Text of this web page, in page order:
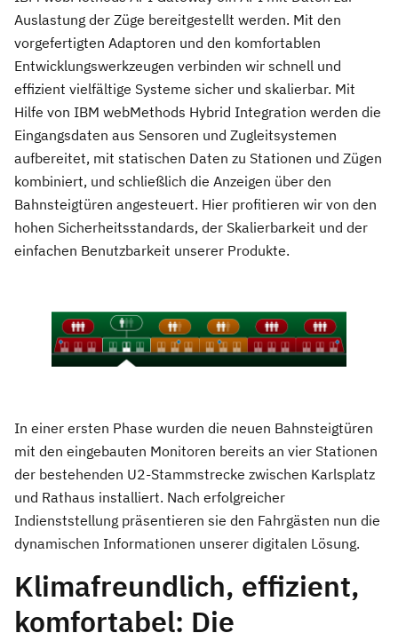
Auslastung der Züge bereitgestellt werden. Mit den
vorgefertigten Adaptoren und den komfortablen
Entwicklungswerkzeugen verbinden wir schnell und
effizient vielfältige Systeme sicher und skalierbar. Mit
Hilfe von IBM webMethods Hybrid Integration werden die
Eingangsdaten aus Sensoren und Zugleitsystemen
aufbereitet, mit statischen Daten zu Stationen und Zügen
kombiniert, und schließlich die Anzeigen über den
Bahnsteigtüren angesteuert. Hier profitieren wir von den
hohen Sicherheitsstandards, der Skalierbarkeit und der
einfachen Benutzbarkeit unserer Produkte.
In einer ersten Phase wurden die neuen Bahnsteigtüren
mit den eingebauten Monitoren bereits an vier Stationen
der bestehenden U2-Stammstrecke zwischen Karlsplatz
und Rathaus installiert. Nach erfolgreicher
Indienststellung präsentieren sie den Fahrgästen nun die
dynamischen Informationen unserer digitalen Lösung.
Klimafreundlich, effizient,
komfortabel: Die